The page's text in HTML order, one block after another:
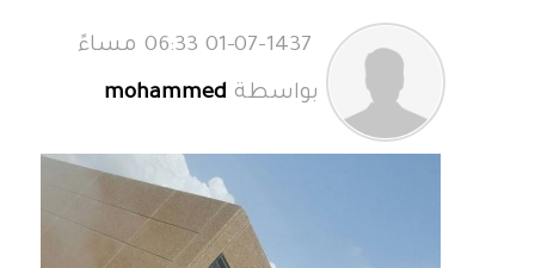
بواسطة mohammed